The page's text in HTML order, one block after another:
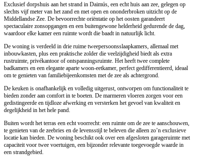
Exclusief dorpshuis aan het strand in Daimús, een echt huis aan zee, gelegen op
slechts vijf meter van het zand en met open en ononderbroken uitzicht op de
Middellandse Zee. De bevoorrechte oriëntatie op het oosten garandeert
spectaculaire zonsopgangen en een buitengewone helderheid gedurende de dag,
waardoor elke kamer een ruimte wordt die baadt in natuurlijk licht.
De woning is verdeeld in drie ruime tweepersoonsslaapkamers, allemaal met
inbouwkasten, plus een praktische zolder die veelzijdigheid biedt als extra
rustruimte, privékantoor of ontspanningsruimte. Het heeft twee complete
badkamers en een elegante aparte woon-eetkamer, perfect gedifferentieerd, ideaal
om te genieten van familiebijeenkomsten met de zee als achtergrond.
De keuken is onafhankelijk en volledig uitgerust, ontworpen om functionaliteit te
bieden zonder aan comfort in te boeten. De marmeren vloeren zorgen voor een
gedistingeerde en tijdloze afwerking en versterken het gevoel van kwaliteit en
degelijkheid in het hele pand.
Buiten wordt het terras een echt voorrecht: een ruimte om de zee te aanschouwen,
te genieten van de zeebries en de levensstijl te beleven die alleen zo’n exclusieve
locatie kan bieden. De woning beschikt ook over een afgesloten garageruimte met
capaciteit voor twee voertuigen, een bijzonder relevante toegevoegde waarde in
een strandgebied.